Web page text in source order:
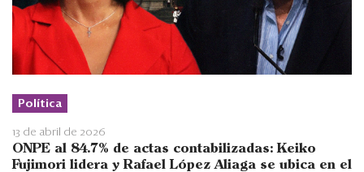
Política
13 de abril de 2026
ONPE al 84.7% de actas contabilizadas: Keiko
Fujimori lidera y Rafael López Aliaga se ubica en el